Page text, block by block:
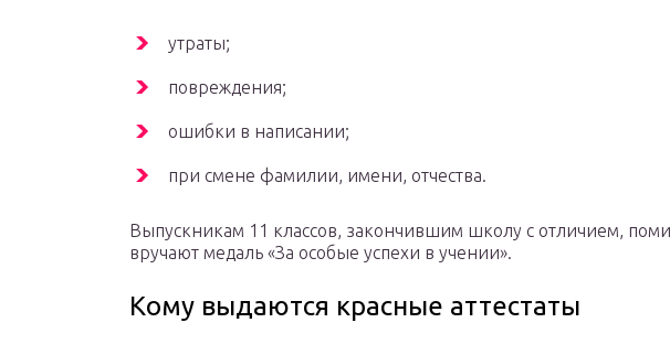
утраты;
повреждения;
ошибки в написании;
при смене фамилии, имени, отчества.
Выпускникам 11 классов, закончившим школу с отличием,
вручают медаль «За особые успехи в учении».
Кому выдаются красные аттестаты